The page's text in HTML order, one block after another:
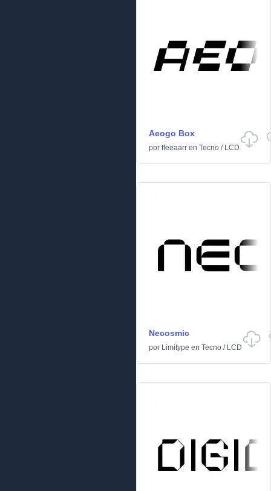
Aeogo Box
por ffeeaarr en Tecno / LCD
Necosmic
por Limitype en Tecno / LCD